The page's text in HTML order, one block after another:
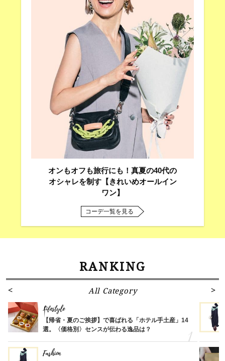
オンもオフも旅行にも！真夏の40代の
オシャレを制す【きれいめオールイン
ワン】
コーデ一覧を見る
RANKING
All Category
Lifestyle
【帰省・夏のご挨拶】で喜ばれる「ホテル手土産」14
選。〈価格別〉センスが伝わる逸品は？
Fashion